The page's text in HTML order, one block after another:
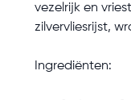
vezelrijk en
zilvervliesrijst,
Ingrediënten: